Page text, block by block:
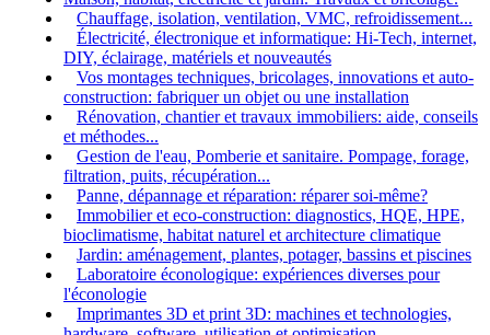
Chauffage, isolation, ventilation, VMC, refroidissement...
Électricité, électronique et informatique: Hi-Tech, internet,
DIY, éclairage, matériels et nouveautés
Vos montages techniques, bricolages, innovations et auto-
construction: fabriquer un objet ou une installation
Rénovation, chantier et travaux immobiliers: aide, conseils
et méthodes...
Gestion de l'eau, Pomberie et sanitaire. Pompage, forage,
filtration, puits, récupération...
Panne, dépannage et réparation: réparer soi-même?
Immobilier et eco-construction: diagnostics, HQE, HPE,
bioclimatisme, habitat naturel et architecture climatique
Jardin: aménagement, plantes, potager, bassins et piscines
Laboratoire éconologique: expériences diverses pour
l'éconologie
Imprimantes 3D et print 3D: machines et technologies,